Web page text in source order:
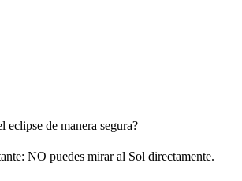
eclipse de manera segura?
NO puedes mirar al Sol directamente.